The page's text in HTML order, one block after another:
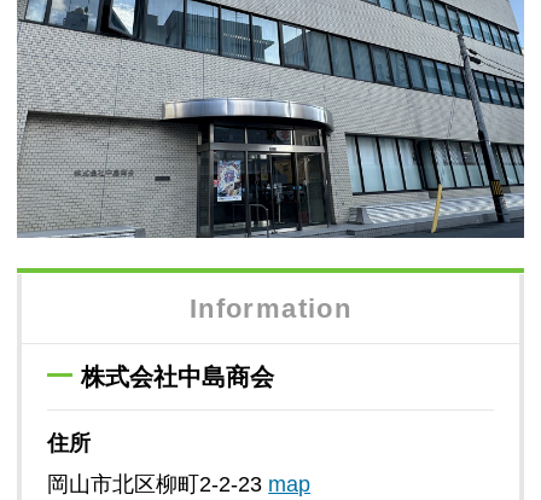
Information
株式会社中島商会
住所
岡山市北区柳町2-2-23 map